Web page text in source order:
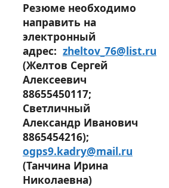
Резюме необходимо
направить на
электронный
адрес: zheltov_76@list.ru
(Желтов Сергей
Алексеевич
88655450117;
Светличный
Александр Иванович
8865454216);
ogps9.kadry@mail.ru
(Танчина Ирина
Николаевна)